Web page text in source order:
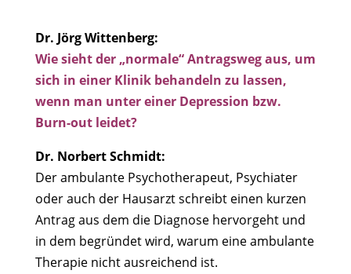
Dr. Jörg Wittenberg:
Wie sieht der „normale“ Antragsweg aus, um
sich in einer Klinik behandeln zu lassen,
wenn man unter einer Depression bzw.
Burn-out leidet?
Dr. Norbert Schmidt:
Der ambulante Psychotherapeut, Psychiater
oder auch der Hausarzt schreibt einen kurzen
Antrag aus dem die Diagnose hervorgeht und
in dem begründet wird, warum eine ambulante
Therapie nicht ausreichend ist.